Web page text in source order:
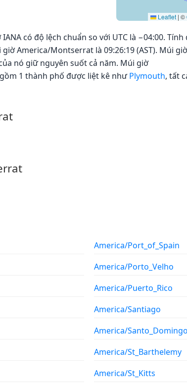
Leaflet | ©
có độ lệch chuẩn so với UTC là −04:00. Tính
America/Montserrat là 09:26:19 (AST). Múi
nó giữ nguyên suốt cả năm. Múi giờ
1 thành phố được liệt kê nhưPlymouth, tất
America/Port_of_Spain
America/Porto_Velho
America/Puerto_Rico
America/Santiago
America/Santo_Domingo
America/St_Barthelemy
America/St_Kitts